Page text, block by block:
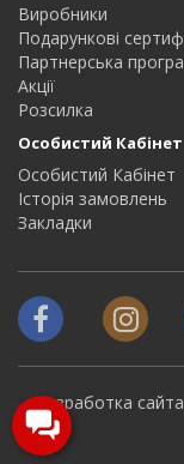
Виробники
Подарункові
Партнерська
Акції
Розсилка
Особистий Кабінет
Особистий Кабінет
Історія замовлень
Закладки
Разработка сайта